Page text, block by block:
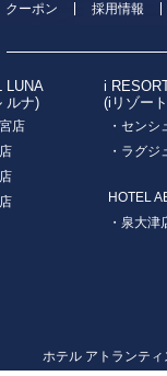
クーポン 採用情報
LUNA
ルナ)
店
i
(iリゾー
・センシ
・ラグジ
HOTEL
・泉大津
ホテル アトランテ